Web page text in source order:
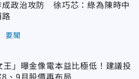
成政治攻防 徐巧芯：綠為陳時中
路
要聞
王」曝金像電本益比極低！建議投
、9月股價再布局